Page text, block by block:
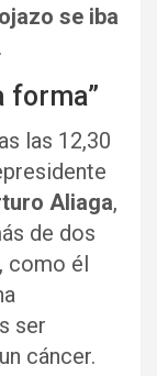
se iba
forma”
las 12,30
Aliaga,
de dos
, como él
ser
cáncer.